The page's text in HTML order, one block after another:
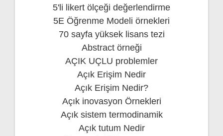
5'li likert ölçeği değerlendirme
5E Öğrenme Modeli örnekleri
70 sayfa yüksek lisans tezi
Abstract örneği
AÇIK UÇLU problemler
Açık Erişim Nedir
Açık Erişim Nedir?
Açık inovasyon Örnekleri
Açık sistem termodinamik
Açık tutum Nedir